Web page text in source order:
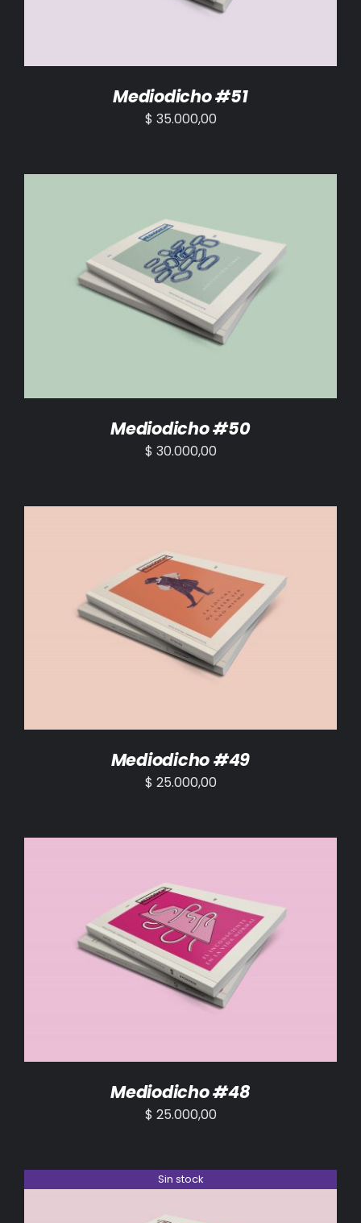
Mediodicho #51
$ 35.000,00
AÑADIR AL CARRITO DETALLES
Mediodicho #50
$ 30.000,00
AÑADIR AL CARRITO / DETALLES
Mediodicho #49
$ 25.000,00
AÑADIR AL CARRITO / DETALLES
Mediodicho #48
$ 25.000,00
Sin stock